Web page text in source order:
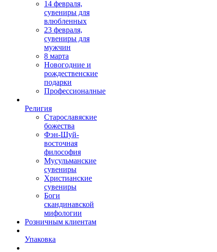
14 февраля,
сувениры для
влюбленных
23 февраля,
сувениры для
мужчин
8 марта
Новогодние и
рождественские
подарки
Профессионалные
Религия
Старославяские
божества
Фэн-Шуй-
восточная
философия
Мусульманские
сувениры
Христианские
сувениры
Боги
скандинавской
мифологии
Розничным клиентам
Упаковка